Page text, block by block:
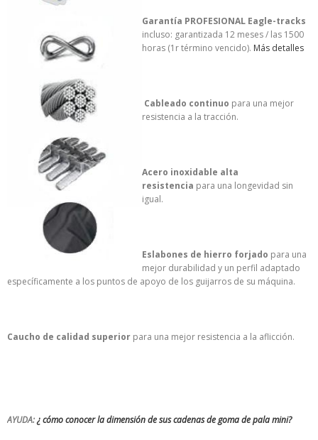
Garantía PROFESIONAL Eagle-tracks
incluso: garantizada 12 meses / las 1500
horas (1r término vencido). Más detalles
Cableado continuo para una mejor
resistencia a la tracción.
Acero inoxidable alta
resistencia para una longevidad sin
igual.
Eslabones de hierro forjado para una
mejor durabilidad y un perfil adaptado
específicamente a los puntos de apoyo de los guijarros de su máquina.
Caucho de calidad superior para una mejor resistencia a la aflicción.
AYUDA:¿ cómo conocer la dimensión de sus cadenas de goma de pala mini?